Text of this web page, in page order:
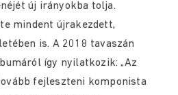
új irányokba tolja.
mindent újrakezdett,
is. A 2018 tavaszán
így nyilatkozik: „Az
fejleszteni komponista